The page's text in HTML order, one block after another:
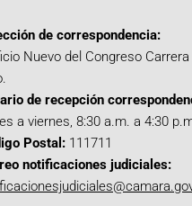
de correspondencia:
Nuevo del Congreso
de recepción
a viernes, 8:30 a.m. a 4:30
Postal: 111711
notificaciones judiciales: